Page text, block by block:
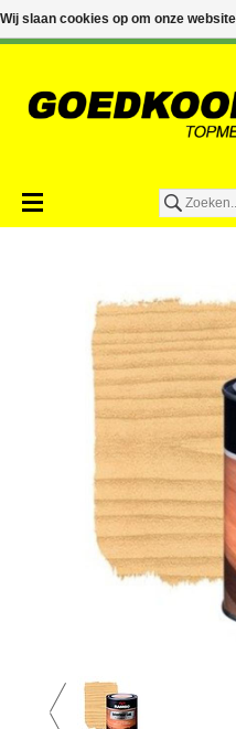
Toevoegen
Wij slaan cookies op om onze